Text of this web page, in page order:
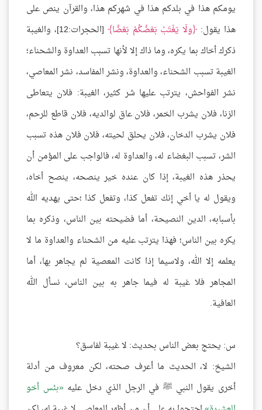
يومكم هذا في بلدكم هذا في شهركم هذا، والقرآن ينص على
هذا يقول: ولَا يَغْتَبْ بَعْضُكُمْ بَعْضًا
[الحجرات:12]، والغيبة
ذكرك أخاك بما يكره، وما ذاك إلا لأنها تسبب العداوة والشحناء؛
الغيبة تسبب الشحناء، والعداوة، ونشر المفاسد، نشر المعاصي،
نشر الفواحش، يترتب عليها شر كثير، الغيبة: فلان يتعاطى
الزنا، فلان يشرب الخمر، فلان عاق لوالديه، فلان قاطع للرحم،
فلان يشرب الدخان، فلان يحلق لحيته، فلان فلان هذه تسبب
الشر، تسبب البغضاء له، والعداوة له، فالواجب على المؤمن أن
يحذر هذه الغيبة، إذا كان عنده خير ينصحه، ينصح أخاه،
ويقول له يا أخي إنك تفعل كذا، وتفعل كذا ؛حتى يهديه الله
بأسبابه، الدين النصيحة، أما فضيحته بين الناس، وذكره بما
يكره بين الناس؛ فهذا يترتب عليه من الشحناء والعداوة ما لا
يعلمه إلا الله، ولاسيما إذا كانت المعصية لم يجاهر بها، أما
المجاهر فلا غيبة له فيما جاهر به بين الناس، نسأل الله
العافية.
س: يحتج بعض الناس بحديث: لا غيبة لفاسق؟
الشيخ: لا، الحديث ما أعرف صحته، لكن معروف من أدلة
أخرى يقول النبي ﷺ في الرجل الذي دخل عليه بئس أخو